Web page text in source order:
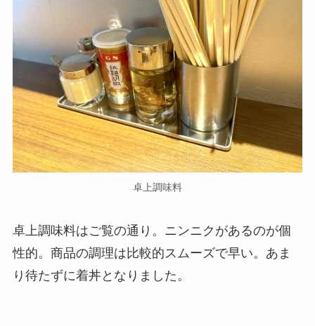
卓上調味料
卓上調味料はご覧の通り。ニンニクがあるのが個
性的。商品の調理は比較的スムーズで早い。あま
り待たずに着丼となりました。